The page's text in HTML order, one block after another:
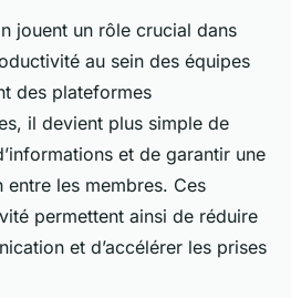
jouent un rôle crucial dans
au sein des équipes
des plateformes
il devient plus simple de
et de garantir une
les membres. Ces
permettent ainsi de réduire
et d’accélérer les prises